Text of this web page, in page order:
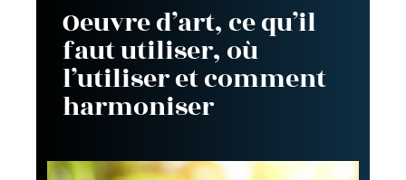
Oeuvre d’art, ce qu’il
faut utiliser, où
l’utiliser et comment
harmoniser